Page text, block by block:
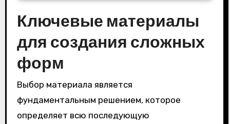
Ключевые материалы
для создания сложных
форм
Выбор материала является
фундаментальным решением, которое
определяет всю последующую